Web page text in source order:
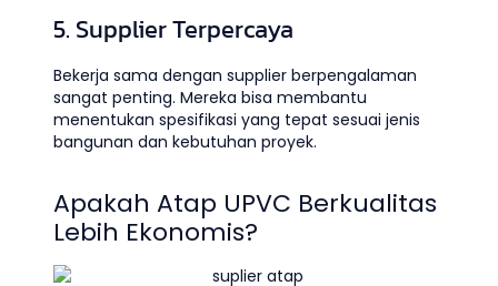
5. Supplier Terpercaya
Bekerja sama dengan supplier berpengalaman
sangat penting. Mereka bisa membantu
menentukan spesifikasi yang tepat sesuai jenis
bangunan dan kebutuhan proyek.
Apakah Atap UPVC Berkualitas
Lebih Ekonomis?